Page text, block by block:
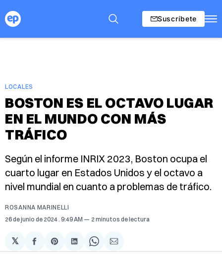
Suscríbete
LOCALES
BOSTON ES EL OCTAVO LUGAR
EN EL MUNDO CON MÁS
TRÁFICO
Según el informe INRIX 2023, Boston ocupa el
cuarto lugar en Estados Unidos y el octavo a
nivel mundial en cuanto a problemas de tráfico.
ROSANNA MARINELLI
26 de junio de 2024 . 9:49 AM 2 minutos de lectura
𝕏
Compartir
en
Share
on
Compartir
en
Share
on
Compartir
via